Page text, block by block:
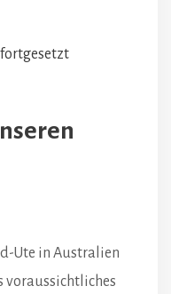
Ute in Australien
voraussichtliches